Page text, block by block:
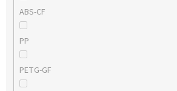
ABS-CF
PP
PETG-GF